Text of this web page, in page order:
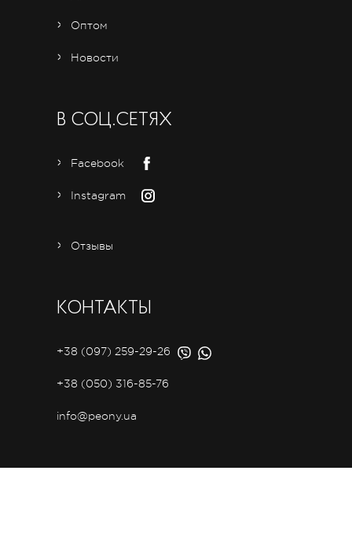
Оптом
Новости
В СОЦ.СЕТЯХ
Facebook
Instagram
Отзывы
КОНТАКТЫ
+38 (097) 259-29-26
+38 (050) 316-85-76
info@peony.ua